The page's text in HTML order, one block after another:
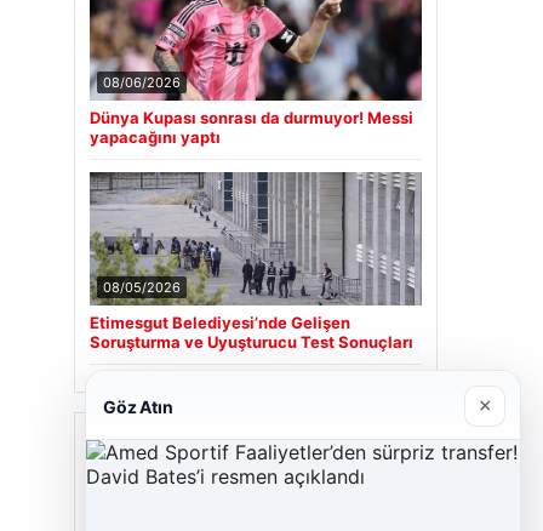
08/06/2026
Dünya Kupası sonrası da durmuyor! Messi
yapacağını yaptı
08/05/2026
Etimesgut Belediyesi’nde Gelişen
Soruşturma ve Uyuşturucu Test Sonuçları
Son Eklenen Firmalar
Göz Atın ×